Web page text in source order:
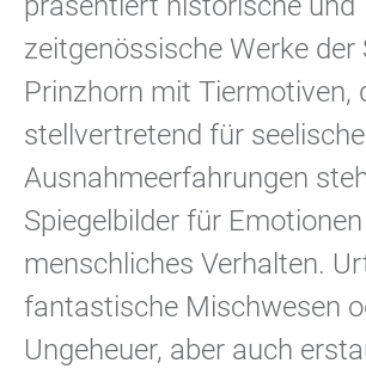
zeitgenössische Werke der
Prinzhorn mit Tiermotiven,
stellvertretend für seelische
Ausnahmeerfahrungen
Spiegelbilder für
menschliches Verhalten.
fantastische Mischwesen
Ungeheuer, aber auch